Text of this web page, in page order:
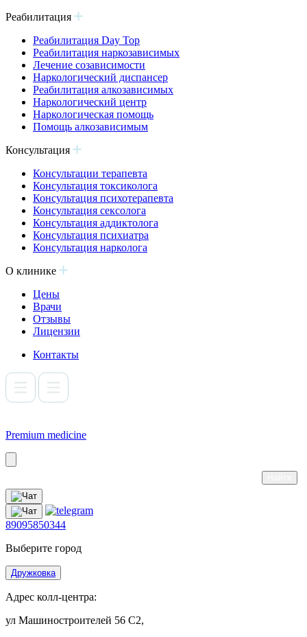
Реабилитация
Реабилитация Day Top
Реабилитация наркозависимых
Лечение созависимости
Наркологический диспансер
Реабилитация алкозависимых
Наркологический центр
Наркологическая помощь
Помощь алкозависимым
Консультация
Консультации терапевта
Консультация токсиколога
Консультация психотерапевта
Консультация сексолога
Консультация аддиктолога
Консультация психиатра
Консультация нарколога
О клинике
Цены
Врачи
Отзывы
Лицензии
Контакты
Premium medicine
89095850344
Выберите город
Дружковка
Адрес колл-центра:
ул Машиностроителей 56 С2,